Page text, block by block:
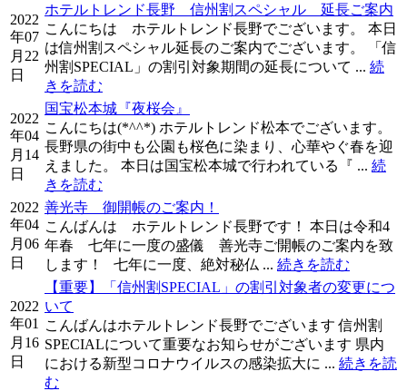
2022
年07
月22
日
ホテルトレンド長野 信州割スペシャル 延長ご案内
こんにちは ホテルトレンド長野でございます。 本日
は信州割スペシャル延長のご案内でございます。 「信
州割SPECIAL」の割引対象期間の延長について ... 続
きを読む
2022
年04
月14
日
国宝松本城『夜桜会』
こんにちは(*^^*) ホテルトレンド松本でございます。
長野県の街中も公園も桜色に染まり、心華やぐ春を迎
えました。 本日は国宝松本城で行われている『 ... 続
きを読む
2022
年04
月06
日
善光寺 御開帳のご案内！
こんばんは ホテルトレンド長野です！ 本日は令和4
年春 七年に一度の盛儀 善光寺ご開帳のご案内を致
します！ 七年に一度、絶対秘仏 ... 続きを読む
2022
年01
月16
日
【重要】「信州割SPECIAL」の割引対象者の変更につ
いて
こんばんはホテルトレンド長野でございます 信州割
SPECIALについて重要なお知らせがございます 県内
における新型コロナウイルスの感染拡大に ... 続きを読
む